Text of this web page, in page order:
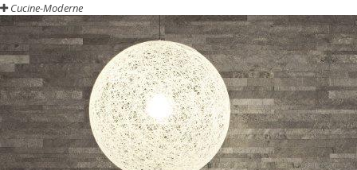
Cucine-Moderne